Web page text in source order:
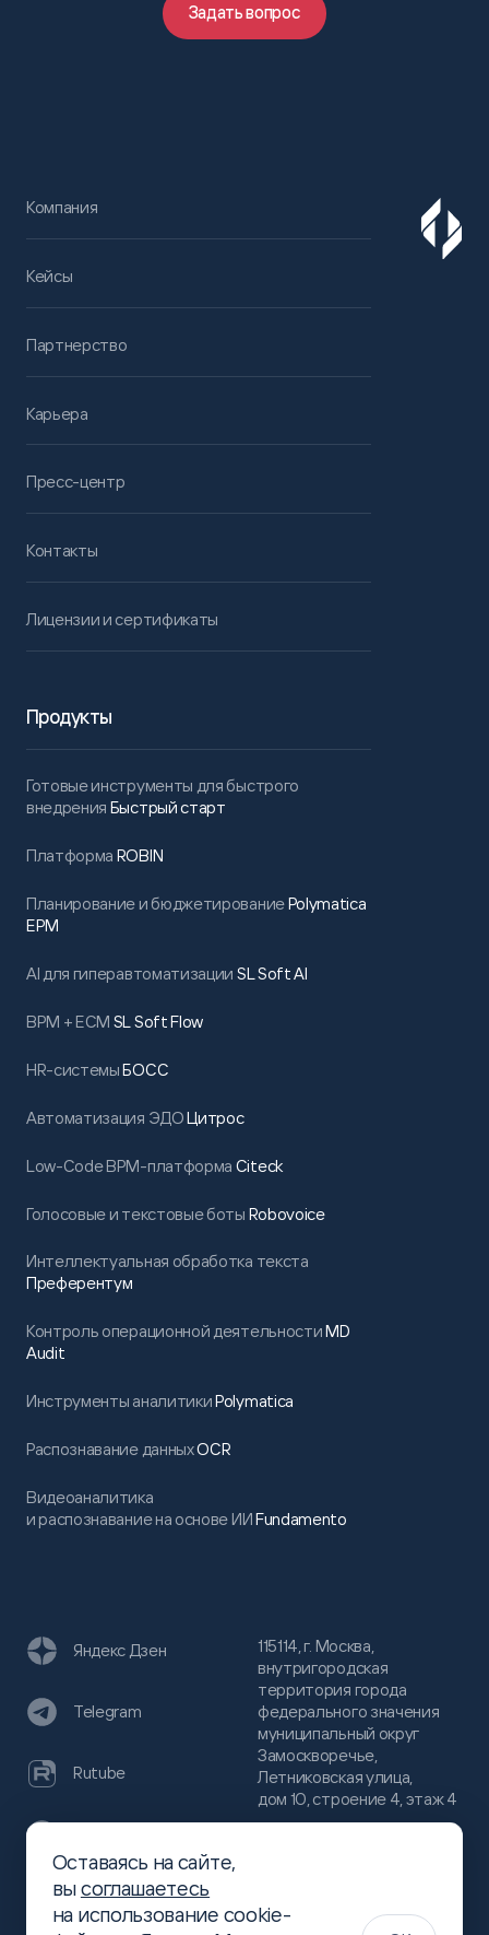
Задать вопрос
Компания
Кейсы
Партнерство
Карьера
Пресс-центр
Контакты
Лицензии и сертификаты
Продукты
Готовые инструменты для быстрого
внедрения Быстрый старт
Платформа ROBIN
Планирование и бюджетированиеPolymatica
EPM
AI для гиперавтоматизации SL Soft AI
BPM + ECM SL Soft Flow
HR-системыБОСС
Автоматизация ЭДОЦитрос
Low-Code BPM-платформа Citeck
Голосовые и текстовые боты Robovoice
Интеллектуальная обработка текста
Преферентум
Контроль операционной деятельностиMD
Audit
Инструменты аналитикиPolymatica
Распознавание данныхOCR
Видеоаналитика
и распознавание на основе ИИFundamento
115114, г. Москва,
внутригородская
территория города
федерального значения
муниципальный округ
Замоскворечье,
Летниковская улица,
дом 10, строение 4, этаж 4
(499)
444-16-51
Яндекс Дзен
Telegram
Rutube
Хабр
Оставаясь на сайте,
высоглашаетесь
на использование cookie-